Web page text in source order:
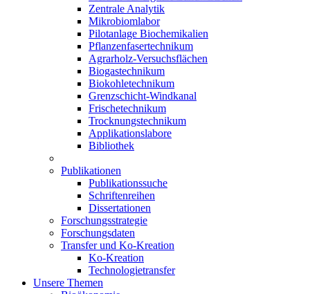
Zentrale Analytik
Mikrobiomlabor
Pilotanlage Biochemikalien
Pflanzenfasertechnikum
Agrarholz-Versuchsflächen
Biogastechnikum
Biokohletechnikum
Grenzschicht-Windkanal
Frischetechnikum
Trocknungstechnikum
Applikationslabore
Bibliothek
Publikationen
Publikationssuche
Schriftenreihen
Dissertationen
Forschungsstrategie
Forschungsdaten
Transfer und Ko-Kreation
Ko-Kreation
Technologietransfer
Unsere Themen